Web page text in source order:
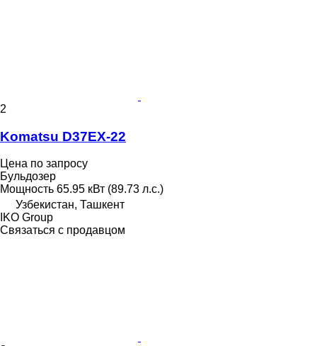
2
Komatsu D37EX-22
Цена по запросу
Бульдозер
Мощность 65.95 кВт (89.73 л.с.)
Узбекистан, Ташкент
IKO Group
Связаться с продавцом